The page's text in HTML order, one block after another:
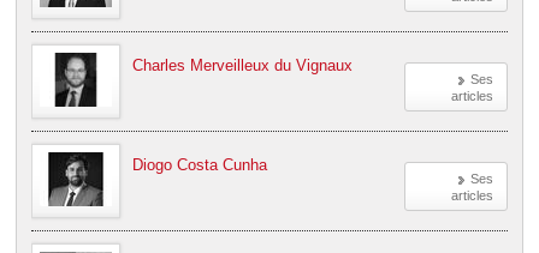
Ses
articles
Charles Merveilleux du Vignaux
Ses
articles
Diogo Costa Cunha